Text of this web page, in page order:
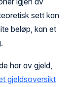
sett kan
beløp, kan et
har av gjeld,
gjeldsoversikt